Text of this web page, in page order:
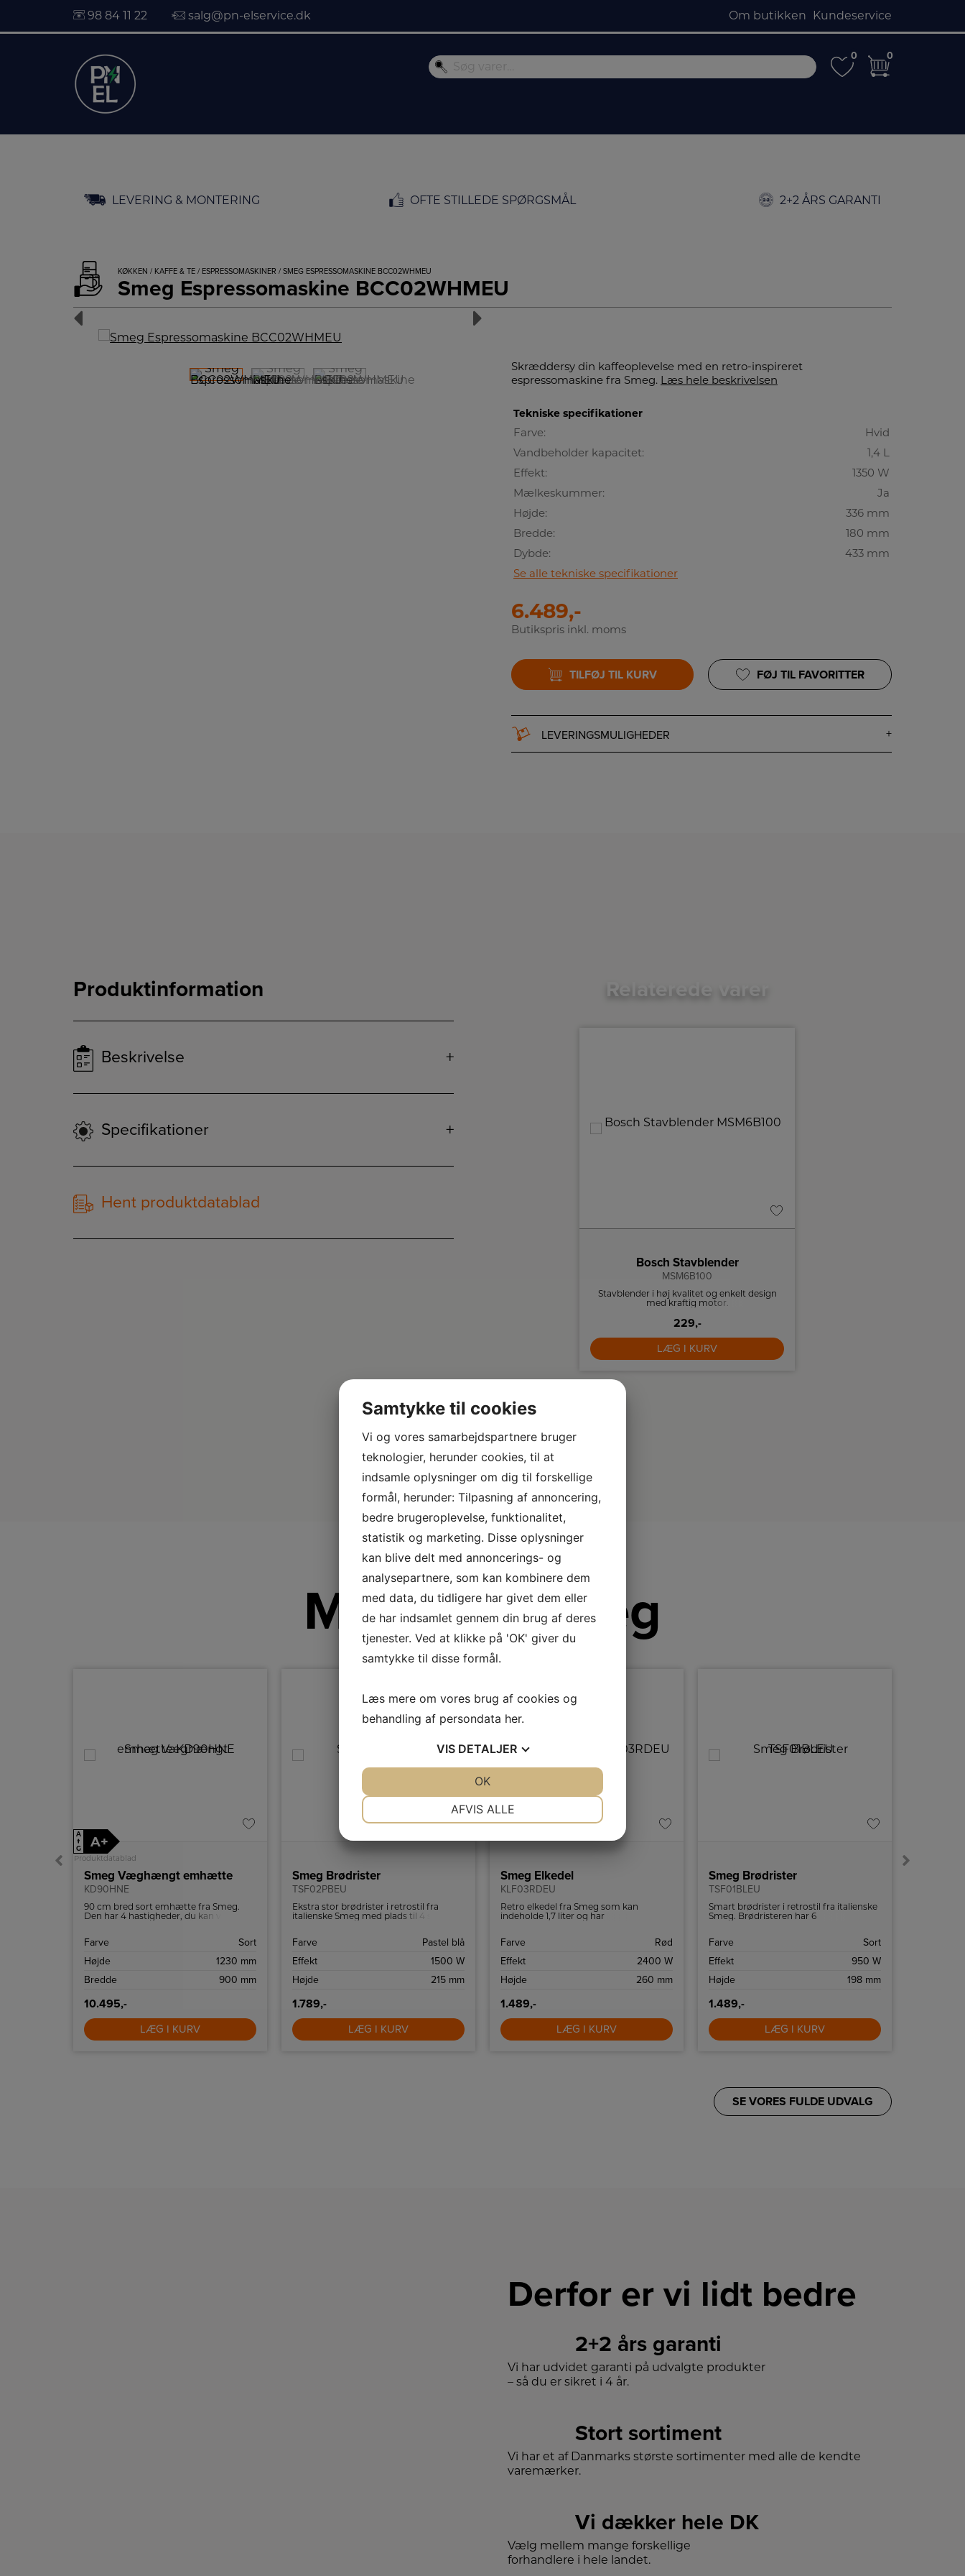
98 84 11 22 salg@pn-elservice.dk Om butikken Kundeservice
0
0 0
0
LEVERING & MONTERING OFTE STILLEDE SPØRGSMÅL 2+2 ÅRS GARANTI
KØKKEN / KAFFE & TE / ESPRESSOMASKINER / SMEG ESPRESSOMASKINE BCC02WHMEU
Smeg Espressomaskine BCC02WHMEU
Skræddersy din kaffeoplevelse med en retro-inspireret
espressomaskine fra Smeg. Læs hele beskrivelsen
Tekniske specifikationer
Farve:
Hvid
Vandbeholder kapacitet:
1,4 L
Effekt:
1350 W
Mælkeskummer:
Ja
Højde:
336 mm
Bredde:
180 mm
Dybde:
433 mm
Se alle tekniske specifikationer
6.489,-
Butikspris inkl. moms
TILFØJ TIL KURV FØJ TIL FAVORITTER
LEVERINGSMULIGHEDER
Produktinformation
Beskrivelse
Specifikationer
Hent produktdatablad
Relaterede varer
Bosch Stavblender
MSM6B100
Stavblender i høj kvalitet og enkelt design
med kraftig motor.
229,-
LÆG I KURV
Mere fra Smeg
A
↑
G
A+
Produktdatablad
Smeg Væghængt emhætte
KD90HNE
90 cm bred sort emhætte fra Smeg.
Den har 4 hastigheder, du kan vælge
Farve
Sort
Højde
1230 mm
Bredde
900 mm
10.495,-
LÆG I KURV
Smeg Brødrister
TSF02PBEU
Ekstra stor brødrister i retrostil fra
italienske Smeg med plads til 4 skiver
funktion.
Farve
Pastel blå
Effekt
1500 W
Højde
215 mm
1.789,-
LÆG I KURV
Smeg Elkedel
KLF03RDEU
Retro elkedel fra Smeg som kan
indeholde 1,7 liter og har
Farve
Rød
Effekt
2400 W
Højde
260 mm
1.489,-
LÆG I KURV
Smeg Brødrister
TSF01BLEU
Smart brødrister i retrostil fra italienske
Smeg. Brødristeren har 6
Farve
Sort
Effekt
950 W
Højde
198 mm
1.489,-
LÆG I KURV
SE VORES FULDE UDVALG
Derfor er vi lidt bedre
2+2 års garanti
Vi har udvidet garanti på udvalgte produkter
– så du er sikret i 4 år.
Stort sortiment
Vi har et af Danmarks største sortimenter med alle de kendte
varemærker.
Vi dækker hele DK
Vælg mellem mange forskellige
forhandlere i hele landet.
Samtykke til cookies
Vi og vores samarbejdspartnere bruger
teknologier, herunder cookies, til at
indsamle oplysninger om dig til forskellige
formål, herunder: Tilpasning af annoncering,
bedre brugeroplevelse, funktionalitet,
statistik og marketing. Disse oplysninger
kan blive delt med annoncerings- og
analysepartnere, som kan kombinere dem
med data, du tidligere har givet dem eller
de har indsamlet gennem din brug af deres
tjenester. Ved at klikke på 'OK' giver du
samtykke til disse formål.
Læs mere om vores brug af cookies og
behandling af persondata her.
VIS DETALJER
AFVIS ALLE
OK